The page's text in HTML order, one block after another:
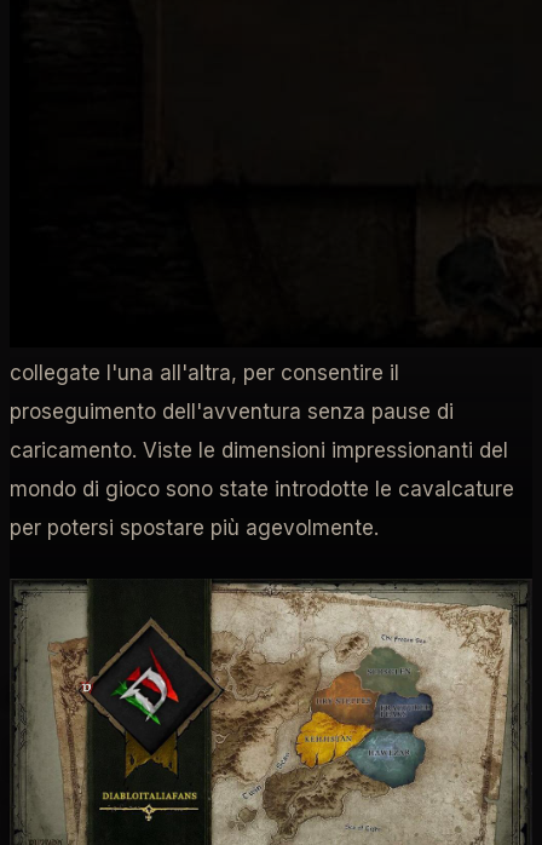
Home/ Diablo IV
LOSAPEVICHE #2: Le
regioni di Diablo IV
condiviso con eventi pubblici e città che funzionano
LE REGIONI
collegate l'una all'altra, per consentire il
proseguimento dell'avventura senza pause di
caricamento. Viste le dimensioni impressionanti del
mondo di gioco sono state introdotte le cavalcature
per potersi spostare più agevolmente.